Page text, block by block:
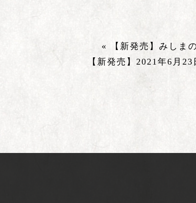
« 【新発売】みしま
【新発売】2021年6月